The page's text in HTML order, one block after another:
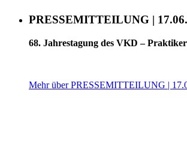
PRESSEMITTEILUNG |
68. Jahrestagung des VKD –
Mehr über PRESSEMITTEILUNG |